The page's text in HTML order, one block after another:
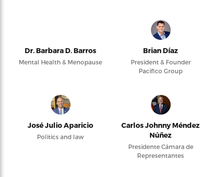
Dr. Barbara D. Barros
Mental Health & Menopause
Brian Díaz
President & Founder
Pacifico Group
José Julio Aparicio
Politics and law
Carlos Johnny Méndez
Núñez
Presidente Cámara de
Representantes